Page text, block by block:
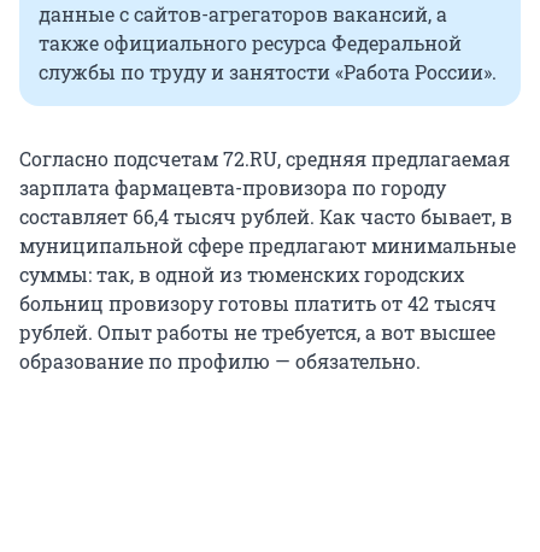
данные с сайтов-агрегаторов вакансий, а
также официального ресурса Федеральной
службы по труду и занятости «Работа России».
Согласно подсчетам 72.RU, средняя предлагаемая
зарплата фармацевта-провизора по городу
составляет 66,4 тысяч рублей. Как часто бывает, в
муниципальной сфере предлагают минимальные
суммы: так, в одной из тюменских городских
больниц провизору готовы платить от 42 тысяч
рублей. Опыт работы не требуется, а вот высшее
образование по профилю — обязательно.